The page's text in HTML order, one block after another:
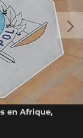
en Afrique,